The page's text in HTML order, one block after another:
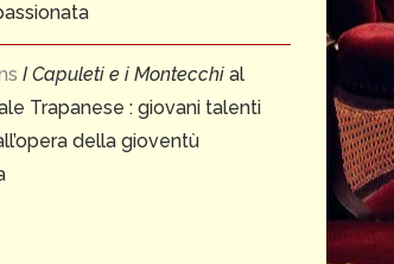
I Capuleti e i Montecchi al
Trapanese : giovani talenti
della gioventù